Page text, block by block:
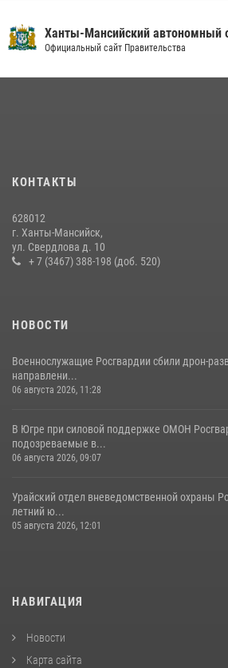
16 июля 2026, 04:54 4
29 июля 2026, 09:54
святого равноапостольного князя Владимира
28 июля 2026, 09:15
Ханты-Мансийский автономный
Официальный сайт Правительства
КОНТАКТЫ
628012
г. Ханты-Мансийск,
ул. Свердлова д. 10
+ 7 (3467) 388-198 (доб. 520)
НОВОСТИ
Военнослужащие Росгвардии сбили дрон-
направлени...
06 августа 2026, 11:28
В Югре при силовой поддержке ОМОН
подозреваемые в...
06 августа 2026, 09:07
Урайский отдел вневедомственной охраны
летний ю...
05 августа 2026, 12:01
НАВИГАЦИЯ
Новости
Карта сайта